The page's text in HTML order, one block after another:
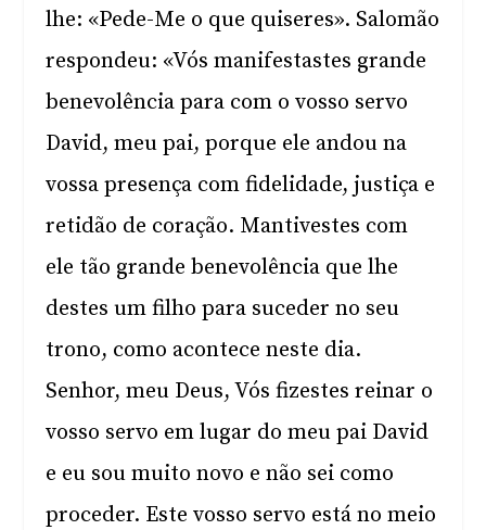
lhe: «Pede-Me o que quiseres». Salomão
respondeu: «Vós manifestastes grande
benevolência para com o vosso servo
David, meu pai, porque ele andou na
vossa presença com fidelidade, justiça e
retidão de coração. Mantivestes com
ele tão grande benevolência que lhe
destes um filho para suceder no seu
trono, como acontece neste dia.
Senhor, meu Deus, Vós fizestes reinar o
vosso servo em lugar do meu pai David
e eu sou muito novo e não sei como
proceder. Este vosso servo está no meio